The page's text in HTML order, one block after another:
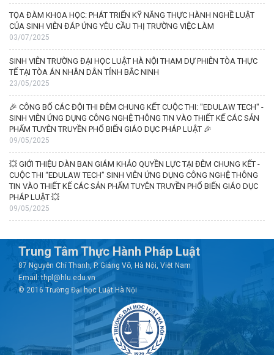
TỌA ĐÀM KHOA HỌC: PHÁT TRIỂN KỸ NĂNG THỰC HÀNH NGHỀ LUẬT
CỦA SINH VIÊN ĐÁP ỨNG YÊU CẦU THỊ TRƯỜNG VIỆC LÀM
03/07/2025
SINH VIÊN TRƯỜNG ĐẠI HỌC LUẬT HÀ NỘI THAM DỰ PHIÊN TÒA THỰC
TẾ TẠI TÒA ÁN NHÂN DÂN TỈNH BẮC NINH
23/05/2025
🎉 CÔNG BỐ CÁC ĐỘI THI ĐÊM CHUNG KẾT CUỘC THI: "EDULAW TECH" -
SINH VIÊN ỨNG DỤNG CÔNG NGHỆ THÔNG TIN VÀO THIẾT KẾ CÁC SẢN
PHẨM TUYÊN TRUYỀN PHỔ BIẾN GIÁO DỤC PHÁP LUẬT 🎉
09/05/2025
💥 GIỚI THIỆU DÀN BAN GIÁM KHẢO QUYỀN LỰC TẠI ĐÊM CHUNG KẾT -
CUỘC THI “EDULAW TECH” SINH VIÊN ỨNG DỤNG CÔNG NGHỆ THÔNG
TIN VÀO THIẾT KẾ CÁC SẢN PHẨM TUYÊN TRUYỀN PHỔ BIẾN GIÁO DỤC
PHÁP LUẬT 💥
09/05/2025
Trung Tâm Thực Hành Pháp Luật
87 Nguyễn Chí Thanh, P. Giảng Võ, Hà Nội, Việt Nam
Email: thpl@hlu.edu.vn
© 2016 Trường Đại học Luật Hà Nội